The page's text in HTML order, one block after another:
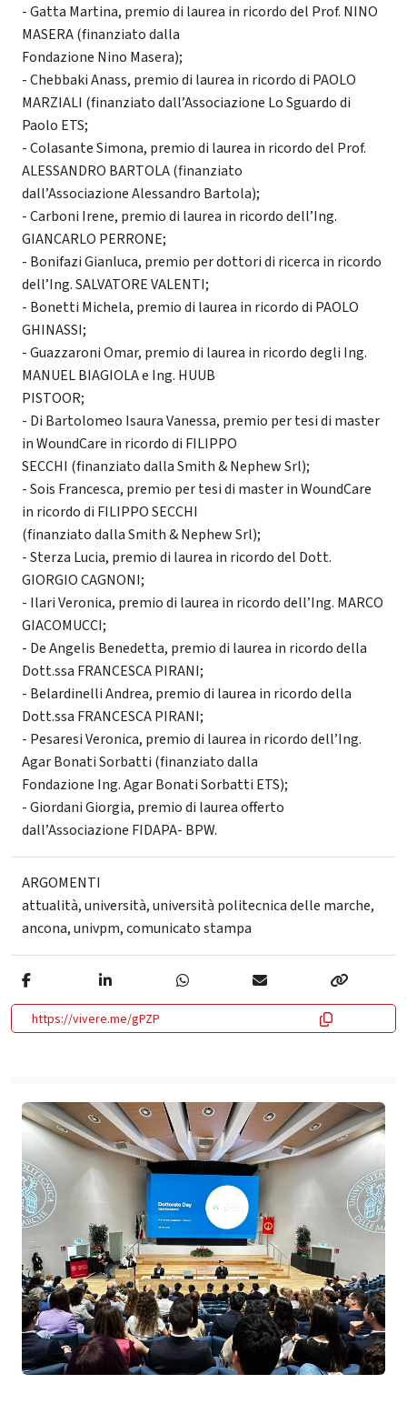
- Gatta Martina, premio di laurea in ricordo del Prof. NINO
MASERA (finanziato dalla
Fondazione Nino Masera);
- Chebbaki Anass, premio di laurea in ricordo di PAOLO
MARZIALI (finanziato dall’Associazione Lo Sguardo di
Paolo ETS;
- Colasante Simona, premio di laurea in ricordo del Prof.
ALESSANDRO BARTOLA (finanziato
dall’Associazione Alessandro Bartola);
- Carboni Irene, premio di laurea in ricordo dell’Ing.
GIANCARLO PERRONE;
- Bonifazi Gianluca, premio per dottori di ricerca in ricordo
dell’Ing. SALVATORE VALENTI;
- Bonetti Michela, premio di laurea in ricordo di PAOLO
GHINASSI;
- Guazzaroni Omar, premio di laurea in ricordo degli Ing.
MANUEL BIAGIOLA e Ing. HUUB
PISTOOR;
- Di Bartolomeo Isaura Vanessa, premio per tesi di master
in WoundCare in ricordo di FILIPPO
SECCHI (finanziato dalla Smith & Nephew Srl);
- Sois Francesca, premio per tesi di master in WoundCare
in ricordo di FILIPPO SECCHI
(finanziato dalla Smith & Nephew Srl);
- Sterza Lucia, premio di laurea in ricordo del Dott.
GIORGIO CAGNONI;
- Ilari Veronica, premio di laurea in ricordo dell’Ing. MARCO
GIACOMUCCI;
- De Angelis Benedetta, premio di laurea in ricordo della
Dott.ssa FRANCESCA PIRANI;
- Belardinelli Andrea, premio di laurea in ricordo della
Dott.ssa FRANCESCA PIRANI;
- Pesaresi Veronica, premio di laurea in ricordo dell’Ing.
Agar Bonati Sorbatti (finanziato dalla
Fondazione Ing. Agar Bonati Sorbatti ETS);
- Giordani Giorgia, premio di laurea offerto
dall’Associazione FIDAPA- BPW.
ARGOMENTI
attualità,università,università politecnica delle marche,
ancona,univpm,comunicato stampa
https://vivere.me/gPZP